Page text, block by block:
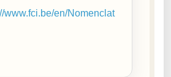
www.fci.be/en/Nomenclat